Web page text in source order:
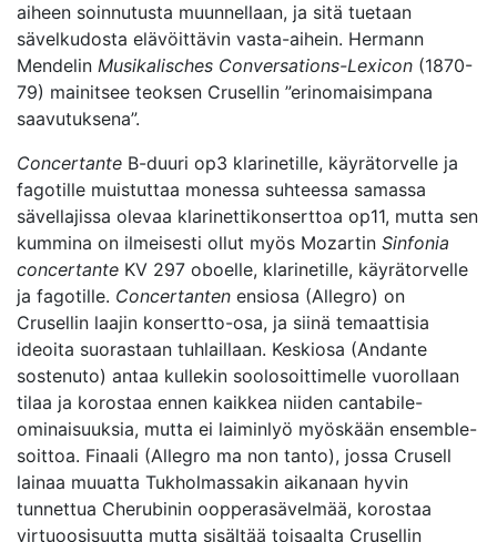
aiheen soinnutusta muunnellaan, ja sitä tuetaan
sävelkudosta elävöittävin vasta-aihein. Hermann
Mendelin Musikalisches Conversations-Lexicon (1870-
79) mainitsee teoksen Crusellin ”erinomaisimpana
saavutuksena”.
Concertante B-duuri op3 klarinetille, käyrätorvelle ja
fagotille muistuttaa monessa suhteessa samassa
sävellajissa olevaa klarinettikonserttoa op11, mutta sen
kummina on ilmeisesti ollut myös Mozartin Sinfonia
concertante KV 297 oboelle, klarinetille, käyrätorvelle
ja fagotille. Concertanten ensiosa (Allegro) on
Crusellin laajin konsertto-osa, ja siinä temaattisia
ideoita suorastaan tuhlaillaan. Keskiosa (Andante
sostenuto) antaa kullekin soolosoittimelle vuorollaan
tilaa ja korostaa ennen kaikkea niiden cantabile-
ominaisuuksia, mutta ei laiminlyö myöskään ensemble-
soittoa. Finaali (Allegro ma non tanto), jossa Crusell
lainaa muuatta Tukholmassakin aikanaan hyvin
tunnettua Cherubinin oopperasävelmää, korostaa
virtuoosisuutta mutta sisältää toisaalta Crusellin